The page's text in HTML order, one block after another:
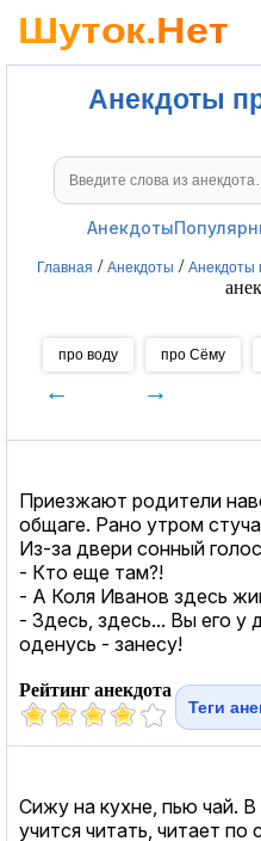
Анекдоты
Анекдоты
Главная / Анекдоты / Анекдоты
про воду про Сёму
← →
Приезжают родители
общаге. Рано утром
Из-за двери сонный
- Кто еще там?!
- А Коля Иванов здесь
- Здесь, здесь... Вы его
оденусь - занесу!
Рейтинг анекдота
Теги
Сижу на кухне, пью чай.
учится читать, читает